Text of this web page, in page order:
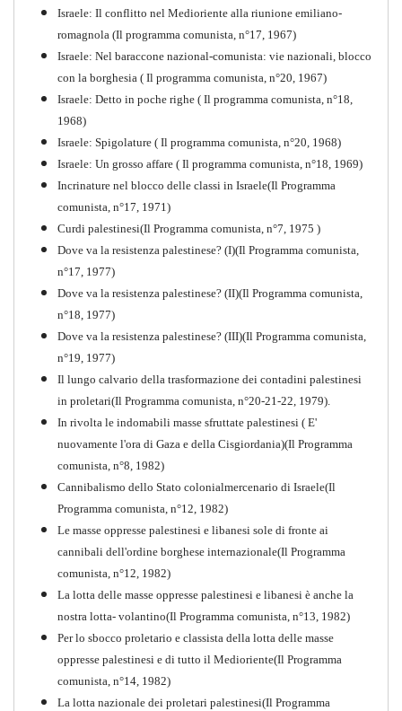
Storia della Sinistra
Comunista V
Perchè la Russia non era
comunista
Quaderno n°10
Israele: Il conflitto nel Medioriente alla riunione emiliano-
romagnola (Il programma comunista, n°17, 1967)
Israele: Nel baraccone nazional-comunista: vie nazionali, blocco
con la borghesia ( Il programma comunista, n°20, 1967)
Israele: Detto in poche righe ( Il programma comunista, n°18,
1968)
Israele: Spigolature ( Il programma comunista, n°20, 1968)
Israele: Un grosso affare ( Il programma comunista, n°18, 1969)
Incrinature nel blocco delle classi in Israele(Il Programma
comunista, n°17, 1971)
Curdi palestinesi(Il Programma comunista, n°7, 1975 )
Dove va la resistenza palestinese? (I)(Il Programma comunista,
n°17, 1977)
Dove va la resistenza palestinese? (II)(Il Programma comunista,
n°18, 1977)
Dove va la resistenza palestinese? (III)(Il Programma comunista,
n°19, 1977)
Il lungo calvario della trasformazione dei contadini palestinesi
in proletari(Il Programma comunista, n°20-21-22, 1979).
In rivolta le indomabili masse sfruttate palestinesi ( E'
nuovamente l'ora di Gaza e della Cisgiordania)(Il Programma
comunista, n°8, 1982)
Cannibalismo dello Stato colonialmercenario di Israele(Il
Programma comunista, n°12, 1982)
Le masse oppresse palestinesi e libanesi sole di fronte ai
cannibali dell'ordine borghese internazionale(Il Programma
comunista, n°12, 1982)
La lotta delle masse oppresse palestinesi e libanesi è anche la
nostra lotta- volantino(Il Programma comunista, n°13, 1982)
Per lo sbocco proletario e classista della lotta delle masse
oppresse palestinesi e di tutto il Medioriente(Il Programma
comunista, n°14, 1982)
La lotta nazionale dei proletari palestinesi(Il Programma